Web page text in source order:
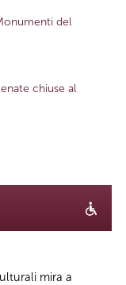
del
chiuse al
mira a